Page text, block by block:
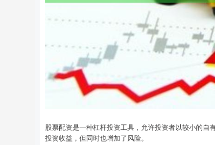
股票配资是一种杠杆投资工具，允许投资者以较小的
投资收益，但同时也增加了风险。